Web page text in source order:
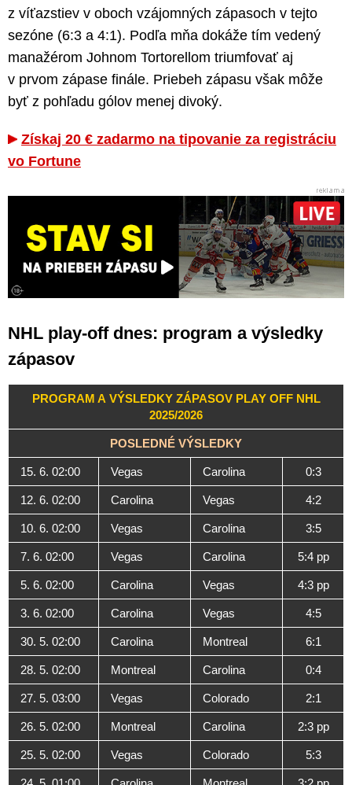
z víťazstiev v oboch vzájomných zápasoch v tejto
sezóne (6:3 a 4:1). Podľa mňa dokáže tím vedený
manažérom Johnom Tortorellom triumfovať aj
v prvom zápase finále. Priebeh zápasu však môže
byť z pohľadu gólov menej divoký.
Získaj 20 € zadarmo na tipovanie za registráciu
vo Fortune
NHL play-off dnes: program a výsledky
zápasov
PROGRAM A VÝSLEDKY ZÁPASOV PLAY OFF NHL
2025/2026
POSLEDNÉ VÝSLEDKY
15. 6. 02:00 Vegas Carolina 0:3
12. 6. 02:00 Carolina Vegas 4:2
10. 6. 02:00 Vegas Carolina 3:5
7. 6. 02:00 Vegas Carolina 5:4 pp
5. 6. 02:00 Carolina Vegas 4:3 pp
3. 6. 02:00 Carolina Vegas 4:5
30. 5. 02:00 Carolina Montreal 6:1
28. 5. 02:00 Montreal Carolina 0:4
27. 5. 03:00 Vegas Colorado 2:1
26. 5. 02:00 Montreal Carolina 2:3 pp
25. 5. 02:00 Vegas Colorado 5:3